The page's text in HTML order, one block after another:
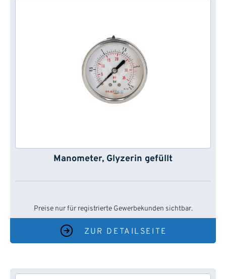
Manometer, Glyzerin gefüllt
Preise nur für registrierte Gewerbekunden sichtbar.
ZUR DETAILSEITE